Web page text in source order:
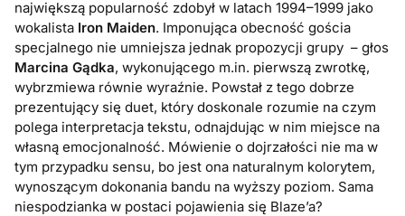
największą popularność zdobył w latach 1994–1999 jako
wokalista Iron Maiden. Imponująca obecność gościa
specjalnego nie umniejsza jednak propozycji grupy – głos
Marcina Gądka, wykonującego m.in. pierwszą zwrotkę,
wybrzmiewa równie wyraźnie. Powstał z tego dobrze
prezentujący się duet, który doskonale rozumie na czym
polega interpretacja tekstu, odnajdując w nim miejsce na
własną emocjonalność. Mówienie o dojrzałości nie ma w
tym przypadku sensu, bo jest ona naturalnym kolorytem,
wynoszącym dokonania bandu na wyższy poziom. Sama
niespodzianka w postaci pojawienia się Blaze’a?